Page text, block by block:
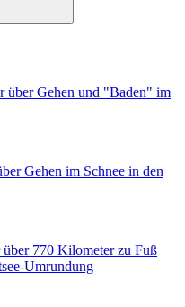
über Gehen und "Baden" im
Gehen im Schnee in den
770 Kilometer zu Fuß
Umrundung